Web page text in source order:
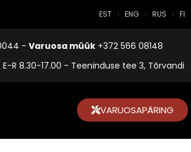
EST ENG RUS FI
-Varuosa müük +372 566 08148
R 8.30-17.00 - Teeninduse tee 3, Tõrvandi
VARUOSAPÄRING